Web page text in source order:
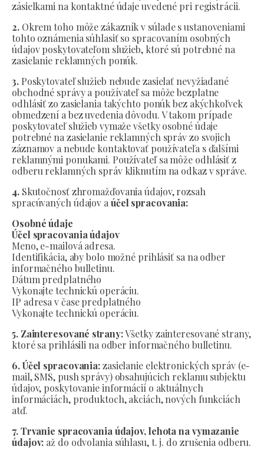
zásielkami na kontaktné údaje uvedené pri registrácii.
2.Okrem toho môže zákazník v súlade s ustanoveniami
tohto oznámenia súhlasiť so spracovaním osobných
údajov poskytovateľom služieb, ktoré sú potrebné na
zasielanie reklamných ponúk.
3.Poskytovateľ služieb nebude zasielať nevyžiadané
obchodné správy a používateľ sa môže bezplatne
odhlásiť zo zasielania takýchto ponúk bez akýchkoľvek
obmedzení a bez uvedenia dôvodu. V takom prípade
poskytovateľ služieb vymaže všetky osobné údaje
potrebné na zasielanie reklamných správ zo svojich
záznamov a nebude kontaktovať používateľa s ďalšími
reklamnými ponukami. Používateľ sa môže odhlásiť z
odberu reklamných správ kliknutím na odkaz v správe.
4.Skutočnosť zhromažďovania údajov, rozsah
spracúvaných údajov a účel spracovania:
Osobné údaje
Účel spracovania údajov
Meno, e-mailová adresa.
Identifikácia, aby bolo možné prihlásiť sa na odber
informačného bulletinu.
Dátum predplatného
Vykonajte technickú operáciu.
IP adresa v čase predplatného
Vykonajte technickú operáciu.
5. Zainteresované strany:Všetky zainteresované strany,
ktoré sa prihlásili na odber informačného bulletinu.
6. Účel spracovania:zasielanie elektronických správ (e-
mail, SMS, push správy) obsahujúcich reklamu subjektu
údajov, poskytovanie informácií o aktuálnych
informáciách, produktoch, akciách, nových funkciách
atď.
7. Trvanie spracovania údajov, lehota na vymazanie
údajov: až do odvolania súhlasu, t. j. do zrušenia odberu.